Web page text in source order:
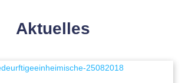
Aktuelles